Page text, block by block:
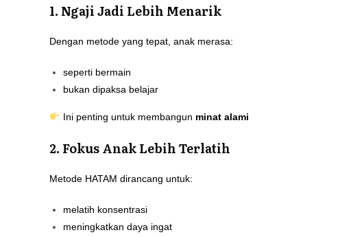
1. Ngaji Jadi Lebih Menarik
Dengan metode yang tepat, anak merasa:
seperti bermain
bukan dipaksa belajar
Ini penting untuk membangun minat alami
2. Fokus Anak Lebih Terlatih
Metode HATAM dirancang untuk:
melatih konsentrasi
meningkatkan daya ingat